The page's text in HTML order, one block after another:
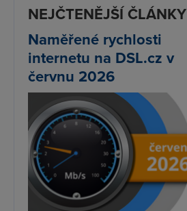
NEJČTENĚJŠÍ ČLÁNKY
Naměřené rychlosti
internetu na DSL.cz v
červnu 2026